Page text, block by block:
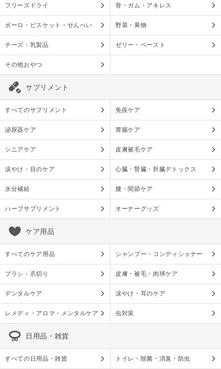
フリーズドライ 骨・ガム・アキレス
ボーロ・ビスケット・せんべい 野菜・果物
チーズ・乳製品 ゼリー・ペースト
その他おやつ
サプリメント
すべてのサプリメント 免疫ケア
泌尿器ケア 胃腸ケア
シニアケア 皮膚被毛ケア
涙やけ・目のケア 心臓・腎臓・肝臓デトックス
水分補給 腰・関節ケア
ハーブサプリメント オーナーグッズ
ケア用品
すべてのケア用品 シャンプー・コンディショナー
ブラシ・爪切り 皮膚・被毛・肉球ケア
デンタルケア 涙やけ・耳のケア
レメディ・アロマ・メンタルケア 虫対策
日用品・雑貨
すべての日用品・雑貨 トイレ・除菌・消臭・防虫